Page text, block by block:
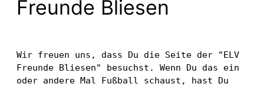
Freunde Bliesen
Wir freuen uns, dass Du die Seite der "ELV
Freunde Bliesen" besuchst. Wenn Du das ein
oder andere Mal Fußball schaust, hast Du